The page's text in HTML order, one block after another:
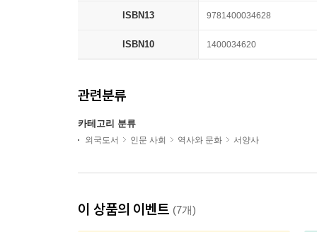
ISBN13 9781400034628
ISBN10 1400034620
관련분류
카테고리 분류
외국도서 인문 사회 역사와 문화 서양사
이 상품의 이벤트 (7개)